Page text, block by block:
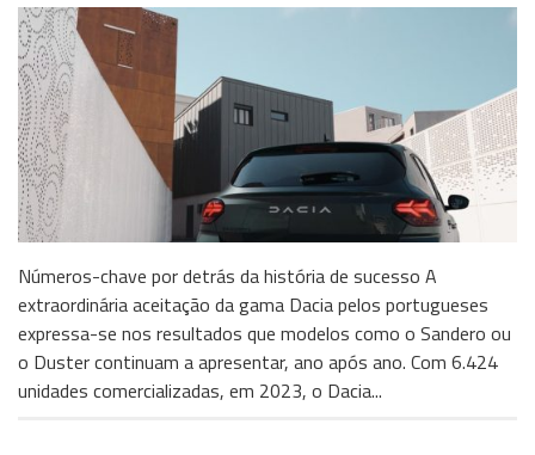
Números-chave por detrás da história de sucesso A
extraordinária aceitação da gama Dacia pelos portugueses
expressa-se nos resultados que modelos como o Sandero ou
o Duster continuam a apresentar, ano após ano. Com 6.424
unidades comercializadas, em 2023, o Dacia...